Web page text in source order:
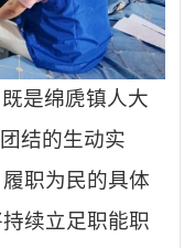
是绵虒镇人大
结的生动实
职为民的具体
续立足职能职